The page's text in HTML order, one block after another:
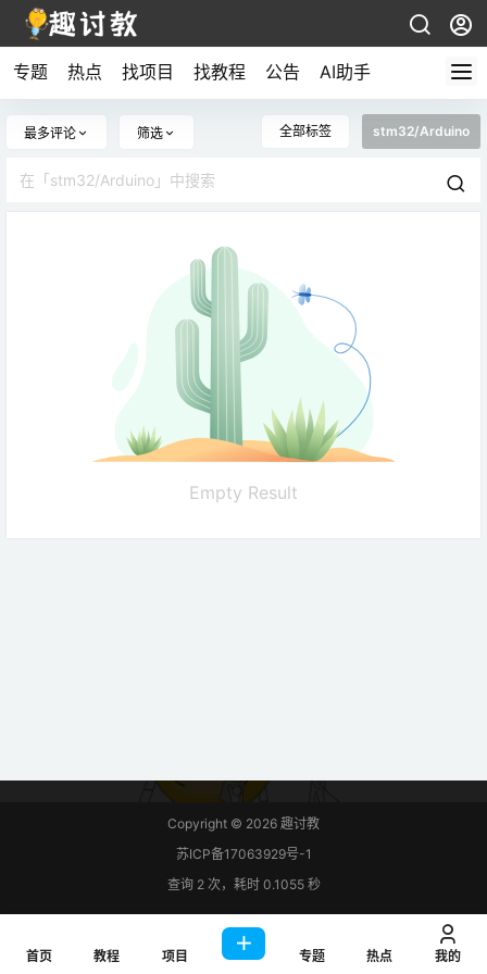
专题 热点 找项目 找教程 公告 AI助手
最多评论 筛选 全部标签 stm32/Arduino
Empty Result
Copyright © 2026 趣讨教
苏ICP备17063929号-1
查询 2 次，耗时 0.1055 秒
首页 教程 项目 专题 热点 我的